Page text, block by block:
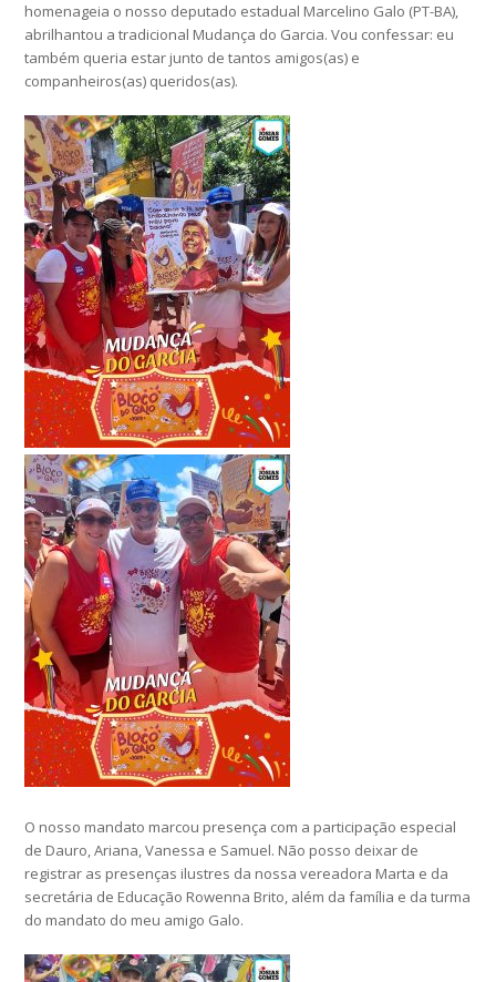
homenageia o nosso deputado estadual Marcelino Galo (PT-BA),
abrilhantou a tradicional Mudança do Garcia. Vou confessar: eu
também queria estar junto de tantos amigos(as) e
companheiros(as) queridos(as).
O nosso mandato marcou presença com a participação especial
de Dauro, Ariana, Vanessa e Samuel. Não posso deixar de
registrar as presenças ilustres da nossa vereadora Marta e da
secretária de Educação Rowenna Brito, além da família e da turma
do mandato do meu amigo Galo.